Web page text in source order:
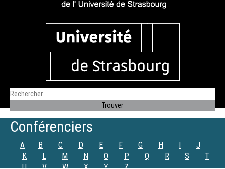
Conférenciers
A B C D E F G H I
J
K
L M N O P Q R S
T